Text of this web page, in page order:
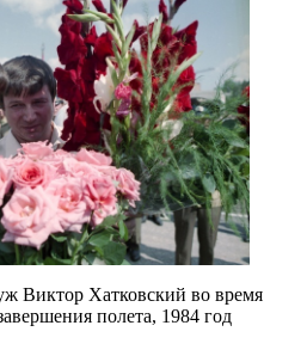
Виктор Хатковский во время
полета, 1984 год